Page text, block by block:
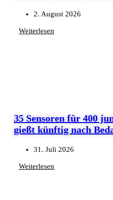
2. August 2026
Weiterlesen
35 Sensoren für 400
gießt künftig nach
31. Juli 2026
Weiterlesen